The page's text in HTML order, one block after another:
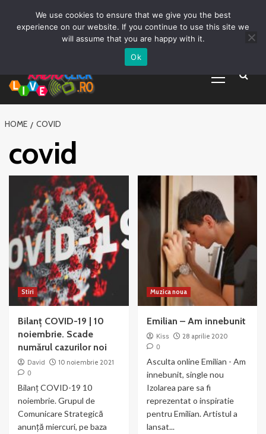
Promovare Artisti noi
Vrei sa fii DJ?
Menu
HOME COVID
covid
Stiri
Bilanț COVID-19 | 10
noiembrie. Scade
numărul cazurilor noi
David
10 noiembrie 2021
0
Bilanț COVID-19 10
noiembrie. Grupul de
Comunicare Strategică
anunţă miercuri, pe baza
Muzica noua
Emilian – Am innebunit
Kiss
28 aprilie 2020
0
Asculta online Emilian - Am
innebunit, single nou
Izolarea pare sa fi
reprezentat o inspiratie
pentru Emilian. Artistul a
lansat...
We use cookies to ensure that we give you the best
experience on our website. If you continue to use this site we
will assume that you are happy with it.
Ok